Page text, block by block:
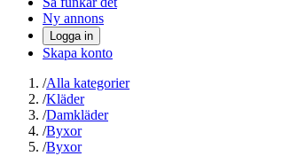
Ny annons
Logga in
Skapa konto
/Alla kategorier
/Kläder
/Damkläder
/Byxor
/Byxor